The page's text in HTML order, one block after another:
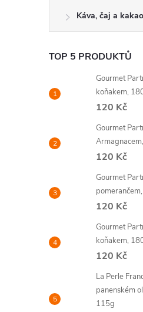
Káva, čaj a kakao
TOP 5 PRODUKTŮ
Gourmet
koňakem,
120 Kč
Gourmet
120 Kč
Gourmet
120 Kč
Gourmet
koňakem,
120 Kč
La Perle
panenském
115g